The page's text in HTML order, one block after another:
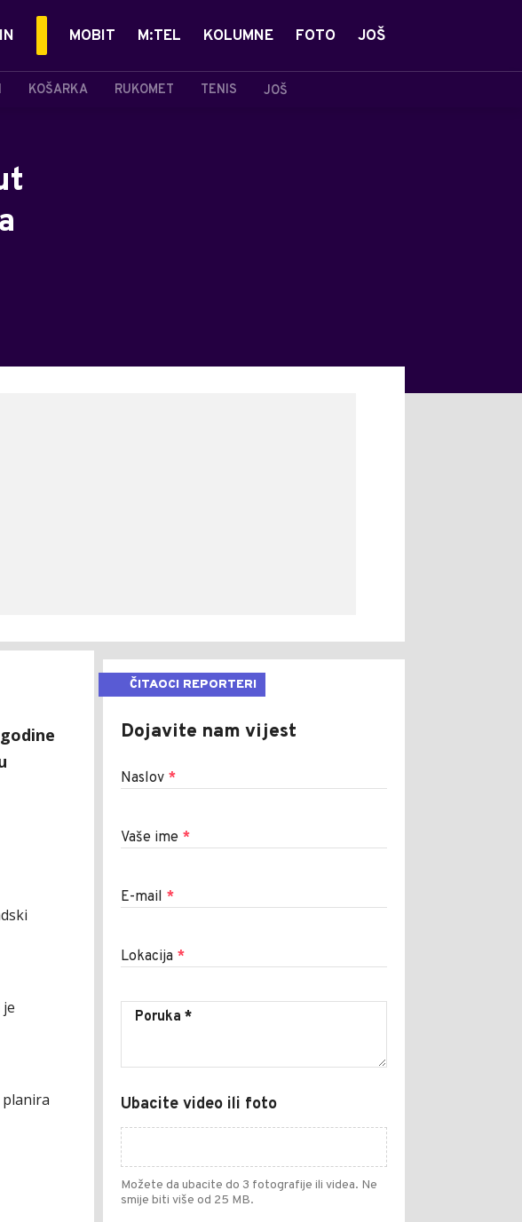
KOŠARKA RUKOMET TENIS JOŠ
MOBIT M:TEL KOLUMNE FOTO JOŠ
planira
ČITAOCI REPORTERI
Dojavite nam vijest
Naslov *
Vaše ime *
E-mail *
Lokacija *
Ubacite video ili foto
Možete da ubacite do 3 fotografije ili videa. Ne
smije biti više od 25 MB.